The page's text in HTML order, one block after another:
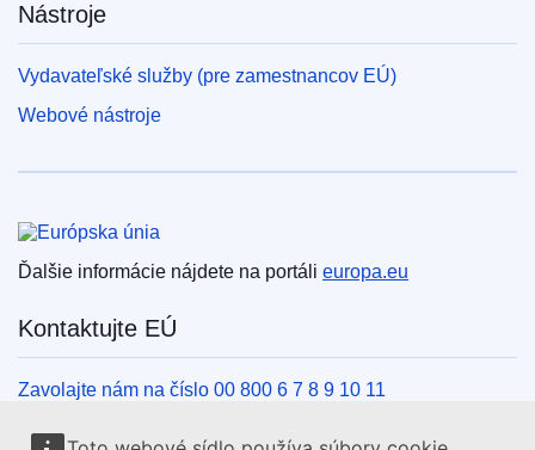
Nástroje
Vydavateľské služby (pre zamestnancov EÚ)
Webové nástroje
Ďalšie informácie nájdete na portáli europa.eu
Kontaktujte EÚ
Zavolajte nám na číslo 00 800 6 7 8 9 10 11
Iné spôsoby, ako nás kontaktovať telefonicky